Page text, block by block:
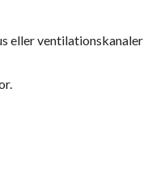
eller ventilationskanaler